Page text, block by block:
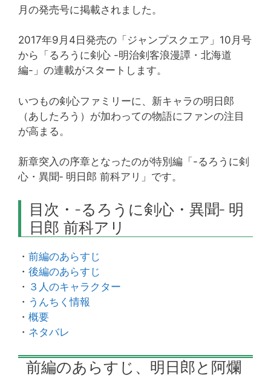
月の発売号に掲載されました。
2017年9月4日発売の「ジャンプスクエア」10月号
から「るろうに剣心 -明治剣客浪漫譚・北海道
編-」の連載がスタートします。
いつもの剣心ファミリーに、新キャラの明日郎
（あしたろう）が加わっての物語にファンの注目
が高まる。
新章突入の序章となったのが特別編「-るろうに剣
心・異聞‐ 明日郎 前科アリ」です。
目次・-るろうに剣心・異聞‐ 明
日郎 前科アリ
・ 前編のあらすじ
・ 後編のあらすじ
・ ３人のキャラクター
・ うんちく情報
・ 概要
・ ネタバレ
前編のあらすじ、明日郎と阿爛